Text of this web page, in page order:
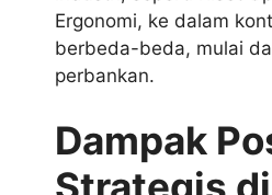
Ergonomi, ke dalam
berbeda-beda, mulai
perbankan.
Dampak